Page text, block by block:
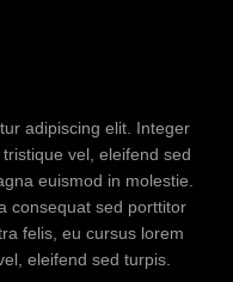
adipiscing elit. Integer
vel, eleifend sed
euismod in molestie.
consequat sed porttitor
felis, eu cursus lorem
eleifend sed turpis.